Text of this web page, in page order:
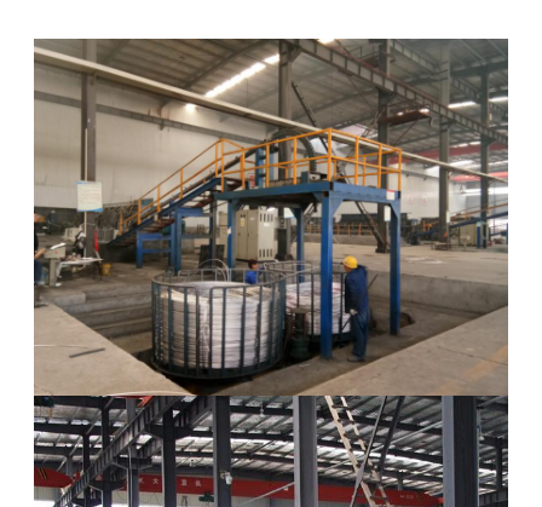
連
絡
し
な
さ
い
ニ
ュ
ー